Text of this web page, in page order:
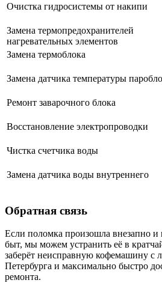
Очистка гидросистемы от накипи
Замена термопредохранителей
нагревательных элементов
Замена термоблока
Замена датчика температуры
Ремонт заварочного блока
Восстановление электропроводки
Чистка счетчика воды
Замена датчика воды внутреннего
Обратная связь
Если поломка произошла внезапно
быт, мы можем устранить её в
заберёт неисправную кофемашину с
Петербурга и максимально быстро
ремонта.